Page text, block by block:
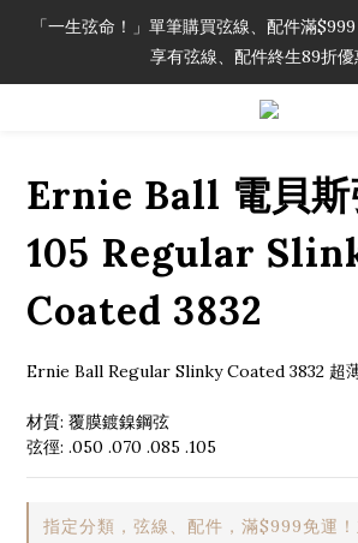
「一生弦命！」單筆購買弦線、配件滿
享有弦線、配件終生89折優
「一生弦命！」單筆購買弦線、配件滿
享有弦線、配件終生89折優
加入會員即領2000元購物金。 加入購物
「一生弦命！」單筆購買弦線、配件滿$999
Ernie Ball 電貝
105 Regular
Coated 3832
Ernie Ball Regular Slinky Coated 3832 超
材質: 覆膜鍍鎳鋼弦
弦徑: .050 .070 .085 .105
指定分類，弦線、配件，滿$999免運！